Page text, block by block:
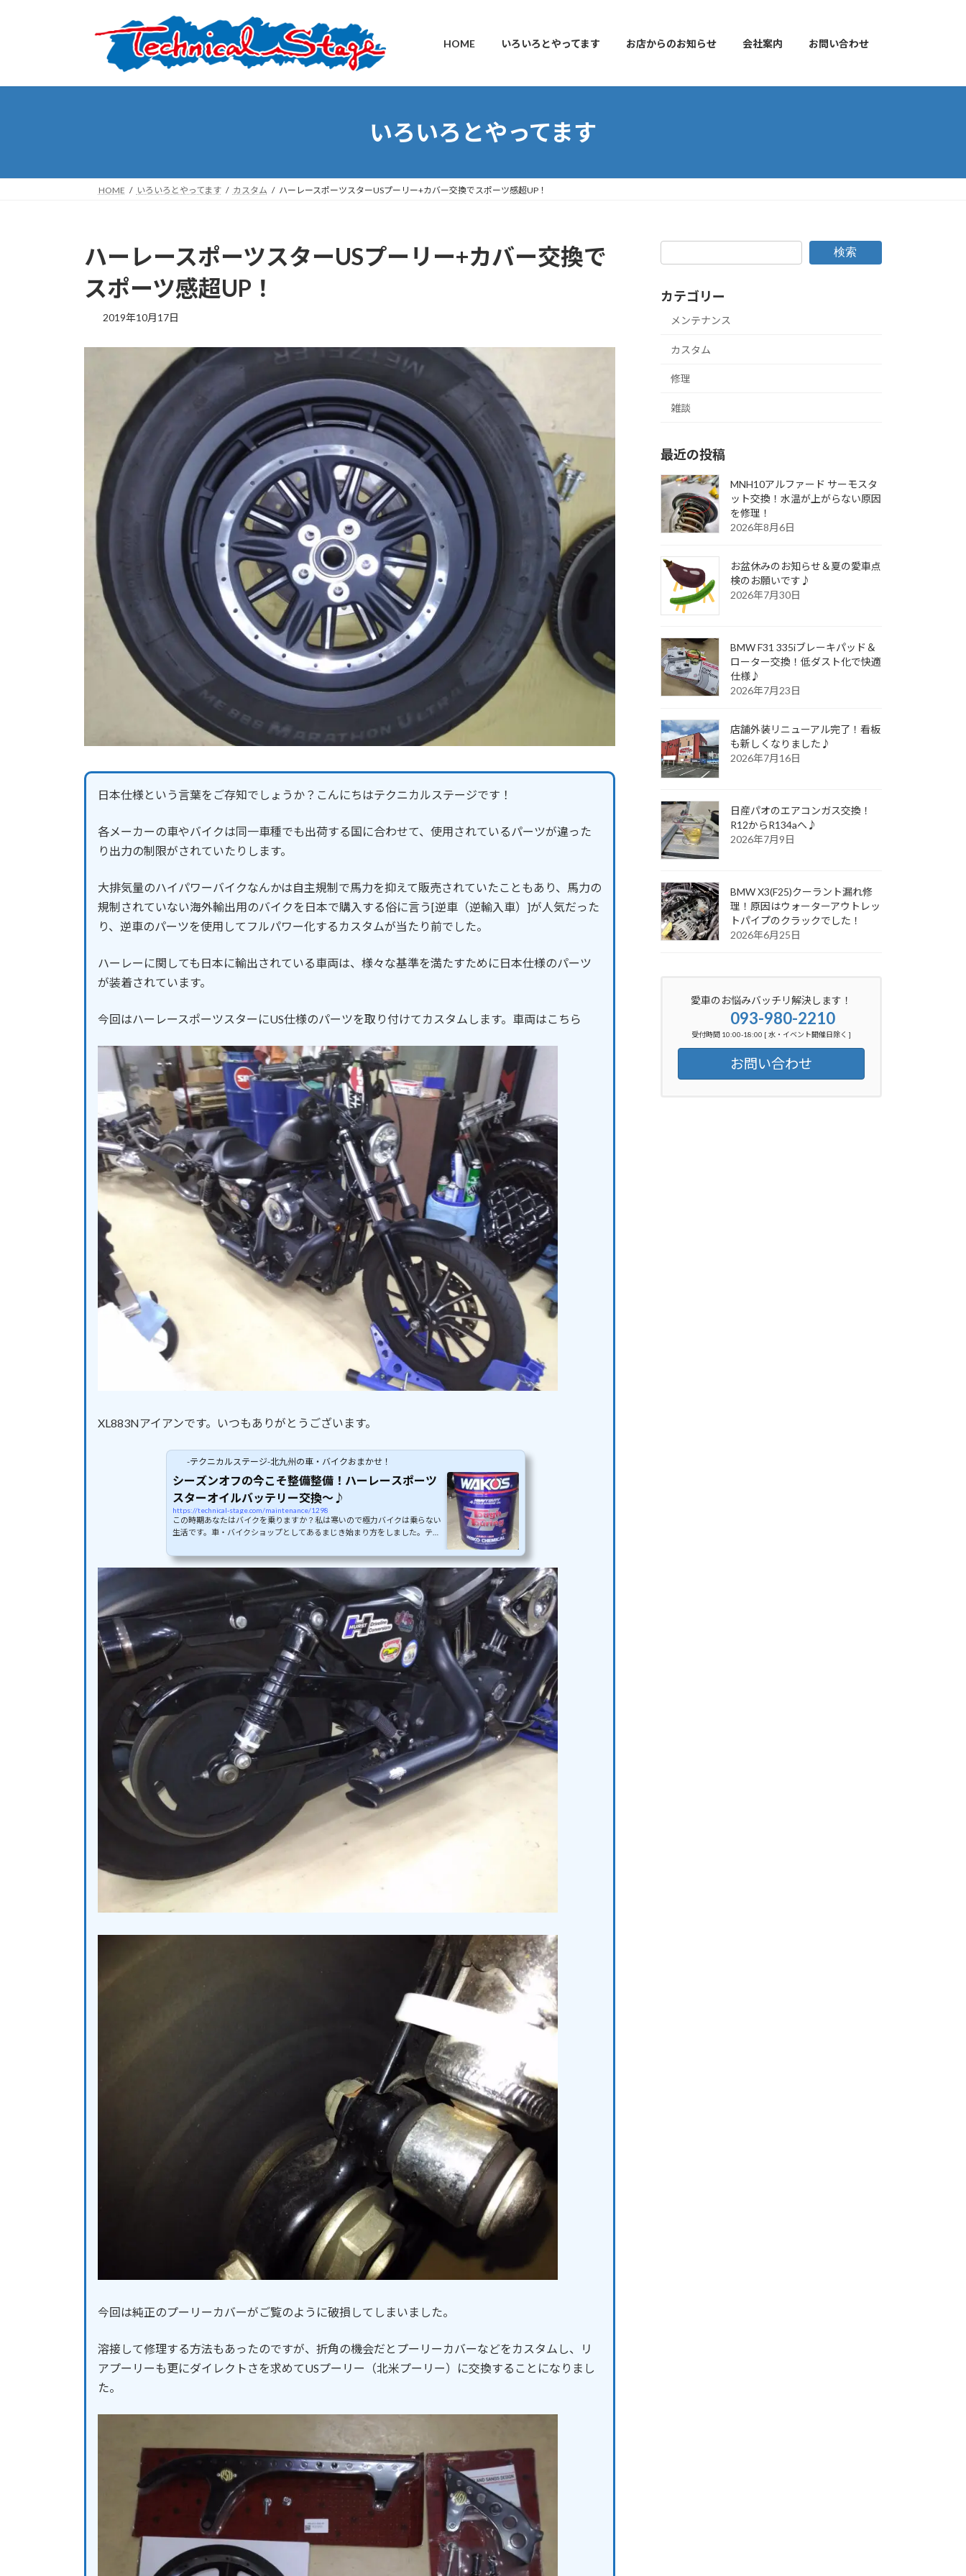
HOME いろいろとやってます お店からのお知らせ 会社案内 お問い合わせ
いろいろとやってます
HOME いろいろとやってます カスタム ハーレースポーツスターUSプーリー+カバー交換でスポーツ感超UP！
ハーレースポーツスターUSプーリー+カバー交換で
スポーツ感超UP！
2019年10月17日
日本仕様という言葉をご存知でしょうか？こんにちはテクニカルステージです！
各メーカーの車やバイクは同一車種でも出荷する国に合わせて、使用されているパーツが違った
り出力の制限がされていたりします。
大排気量のハイパワーバイクなんかは自主規制で馬力を抑えて販売されていたこともあり、馬力の
規制されていない海外輸出用のバイクを日本で購入する俗に言う[逆車（逆輸入車）]が人気だった
り、逆車のパーツを使用してフルパワー化するカスタムが当たり前でした。
ハーレーに関しても日本に輸出されている車両は、様々な基準を満たすために日本仕様のパーツ
が装着されています。
今回はハーレースポーツスターにUS仕様のパーツを取り付けてカスタムします。車両はこちら
XL883Nアイアンです。いつもありがとうございます。
-テクニカルステージ-北九州の車・バイクおまかせ！
シーズンオフの今こそ整備整備！ハーレースポーツ
スターオイルバッテリー交換～♪
https://technical-stage.com/maintenance/1298
この時期あなたはバイクを乗りますか？私は寒いので極力バイクは乗らない
生活です。車・バイクショップとしてあるまじき始まり方をしました。テク
を進めておく事で、いざシーズン時期が到来した時にいっぱい乗ることが出
来ます！色々と整備・カスタム考えてる方あまり乗らない今のうちがおすす
めですよ～！今回はハーレースポーツスター XL883Nアイアンのオイル交換
とバッテリー交換のご依頼です。車両はこちら新車からテクステでカスタム
していただいております...
今回は純正のプーリーカバーがご覧のように破損してしまいました。
溶接して修理する方法もあったのですが、折角の機会だとプーリーカバーなどをカスタムし、リ
アプーリーも更にダイレクトさを求めてUSプーリー（北米プーリー）に交換することになりまし
た。
検索
カテゴリー
メンテナンス
カスタム
修理
雑談
最近の投稿
MNH10アルファード サーモスタ
ット交換！水温が上がらない原因
を修理！
2026年8月6日
お盆休みのお知らせ＆夏の愛車点
検のお願いです♪
2026年7月30日
BMW F31 335iブレーキパッド＆
ローター交換！低ダスト化で快適
仕様♪
2026年7月23日
店舗外装リニューアル完了！看板
も新しくなりました♪
2026年7月16日
日産パオのエアコンガス交換！
R12からR134aへ♪
2026年7月9日
BMW X3(F25)クーラント漏れ修
理！原因はウォーターアウトレッ
トパイプのクラックでした！
2026年6月25日
愛車のお悩みバッチリ解決します！
093-980-2210
受付時間 10:00-18:00 [ 水・イベント開催日除く ]
お問い合わせ